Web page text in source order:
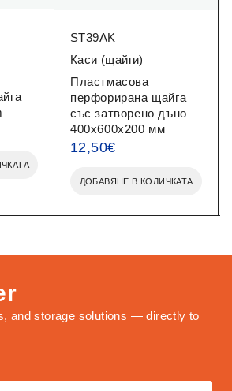
ST39AK
Каси (щайги)
Пластмасова
перфорирана щайга
със затворено дъно
400x600x200 мм
12,50€
ДОБАВЯНЕ В КОЛИЧКАТА
and storage solutions — directly to